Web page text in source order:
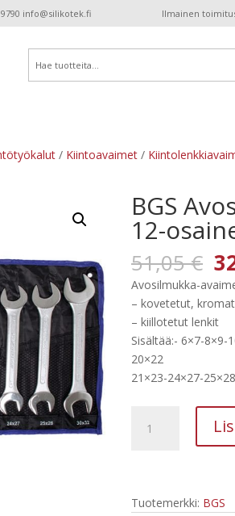
9790 info@silikotek.fi Ilmainen
/ Kiintoavaimet /
BGS
12-
51,05€
Avosilmukka-
– kovetetut,
– kiillotetut lenkit
Sisältää:- 6×7-8×9-
20×22
21×23-24×27-
Avosilmukka-
sarja
Tuotemerkki: BGS